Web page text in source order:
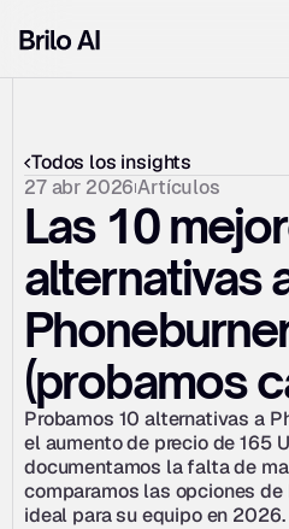
Todos los insights
27 abr 2026 Artículos
Las 10
alternativas
(probamos
Probamos 10 alternativas a
el aumento de precio de 165
documentamos la falta de
comparamos las opciones de
ideal para su equipo en 2026.